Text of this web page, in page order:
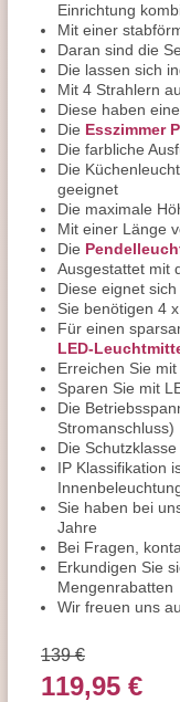
Einrichtung
Mit einer
Daran sind die
Die lassen sich
Mit 4 Strahlern
Diese haben
Die Esszimmer
Die farbliche
Die
geeignet
Die maximale
Mit einer Länge
Die
Ausgestattet mit
Diese eignet
Sie benötigen 4
Für einen
LED-
Erreichen Sie
Sparen Sie mit
Die
Stromanschluss)
Die
IP Klassifikation
Sie haben bei
Jahre
Bei Fragen,
Erkundigen Sie
Mengenrabatten
Wir freuen uns
139 €
119,95 €